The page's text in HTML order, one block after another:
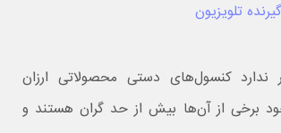
تلویزیون
کنسول‌های دستی محصولاتی ارزان
برخی از آن‌ها بیش از حد گران هستند و